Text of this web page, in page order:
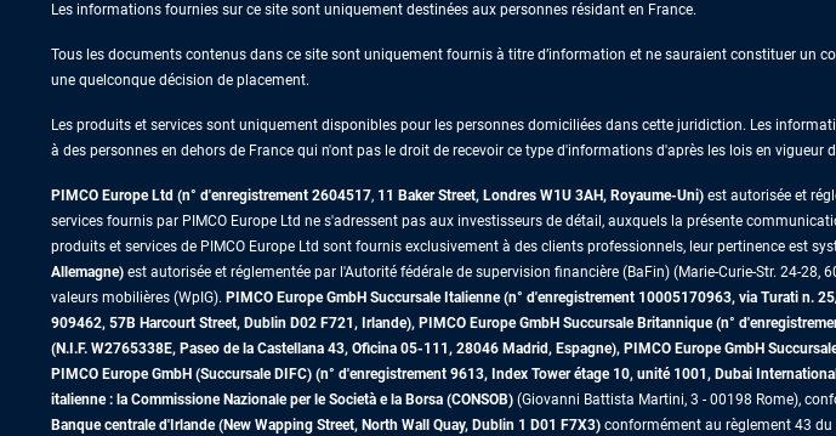
Les informations fournies sur ce site sont uniquement destinées aux personnes résidant en France.
Tous les documents contenus dans ce site sont uniquement fournis à titre d’information et ne sauraient constituer un
une quelconque décision de placement.
Les produits et services sont uniquement disponibles pour les personnes domiciliées dans cette juridiction. Les
à des personnes en dehors de France qui n'ont pas le droit de recevoir ce type d'informations d'après les lois en vigueur
PIMCO Europe Ltd (n° d'enregistrement 2604517, 11 Baker Street, Londres W1U 3AH, Royaume-Uni) est autorisée et
services fournis par PIMCO Europe Ltd ne s'adressent pas aux investisseurs de détail, auxquels la présente
produits et services de PIMCO Europe Ltd sont fournis exclusivement à des clients professionnels, leur pertinence est
Allemagne) est autorisée et réglementée par l'Autorité fédérale de supervision financière (BaFin) (Marie-Curie-Str. 24-
valeurs mobilières (WpIG). PIMCO Europe GmbH Succursale Italienne (n° d'enregistrement 10005170963, via Turati n.
909462, 57B Harcourt Street, Dublin D02 F721, Irlande), PIMCO Europe GmbH Succursale Britannique (n°
(N.I.F. W2765338E, Paseo de la Castellana 43, Oficina 05-111, 28046 Madrid, Espagne), PIMCO Europe GmbH
PIMCO Europe GmbH (Succursale DIFC) (n° d'enregistrement 9613, Index Tower étage 10, unité 1001, Dubai
italienne : la Commissione Nazionale per le Società e la Borsa (CONSOB) (Giovanni Battista Martini, 3 - 00198 Rome),
Banque centrale d'Irlande (New Wapping Street, North Wall Quay, Dublin 1 D01 F7X3) conformément au règlement 43 du